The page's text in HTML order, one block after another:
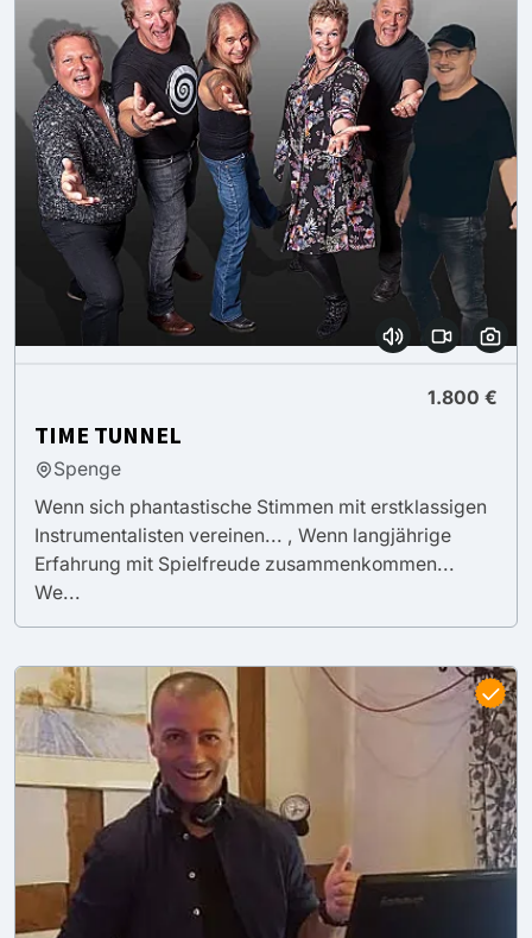
1.800 €
TIME TUNNEL
Spenge
Wenn sich phantastische Stimmen mit erstklassigen
Instrumentalisten vereinen... , Wenn langjährige
Erfahrung mit Spielfreude zusammenkommen...
We...